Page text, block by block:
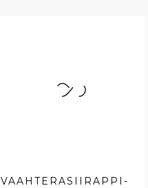
VAAHTERASIIRAPPI-